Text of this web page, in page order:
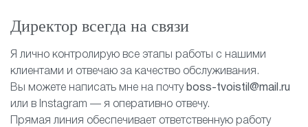
Директор всегда на связи
Я лично контролирую все этапы работы с нашими
клиентами и отвечаю за качество обслуживания.
Вы можете написать мне на почту boss-tvoistil@mail.ru
или в Instagram — я оперативно отвечу.
Прямая линия обеспечивает ответственную работу